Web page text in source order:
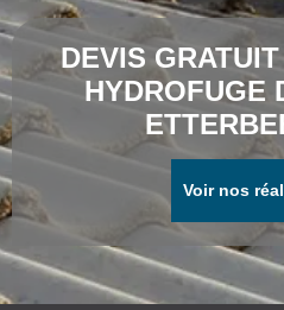
DEVIS
HYDROFUGE
Voir nos